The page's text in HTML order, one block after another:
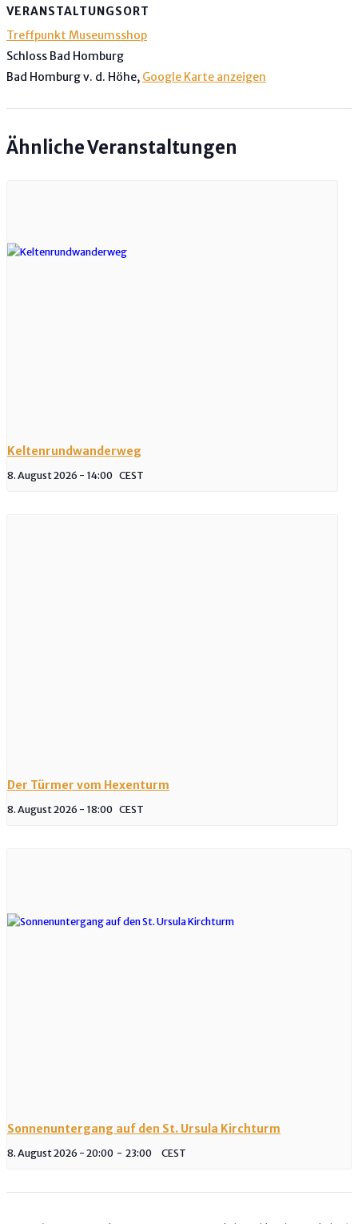
VERANSTALTUNGSORT
Treffpunkt Museumsshop
Schloss Bad Homburg
Bad Homburg v. d. Höhe, Google Karte anzeigen
Ähnliche Veranstaltungen
Keltenrundwanderweg
8. August 2026 - 14:00 CEST
Der Türmer vom Hexenturm
8. August 2026 - 18:00 CEST
Sonnenuntergang auf den St. Ursula Kirchturm
8. August 2026 - 20:00 - 23:00 CEST